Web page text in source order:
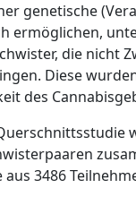
genetische
ermöglichen,
die nicht
Diese
des
3486